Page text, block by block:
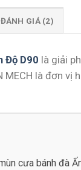
ĐÁNH GIÁ (2)
Độ D90 là giải
MECH là đơn
cưa bánh đà